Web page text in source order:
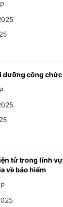
dưỡng công chức
tử trong lĩnh
về bảo hiểm